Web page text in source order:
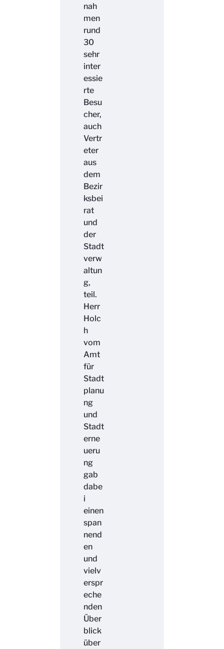
nah
men
rund
30
sehr
inter
essie
rte
Besu
cher,
auch
Vertr
eter
aus
dem
Bezir
ksbei
rat
und
der
Stadt
verw
altun
g,
teil.
Herr
Holc
h
vom
Amt
für
Stadt
planu
ng
und
Stadt
erne
ueru
ng
gab
dabe
i
einen
span
nend
en
und
vielv
erspr
eche
nden
Über
blick
über